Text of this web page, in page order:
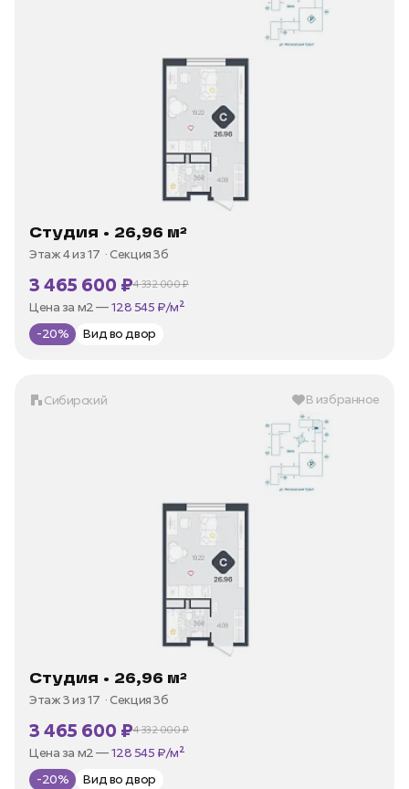
Студия • 26,96 м²
Этаж 4 из 17 Секция 3б
3 465 600 ₽4 332 000 ₽
В ипотеку —от 16 622 ₽/мес
Цена за м2 —
-20% Вид во двор
Сибирский В избранное
Студия • 26,96 м²
Этаж 3 из 17 Секция 3б
3 465 600 ₽4 332 000 ₽
В ипотеку —от 16 622 ₽/мес
Цена за м2 —
-20% Вид во двор